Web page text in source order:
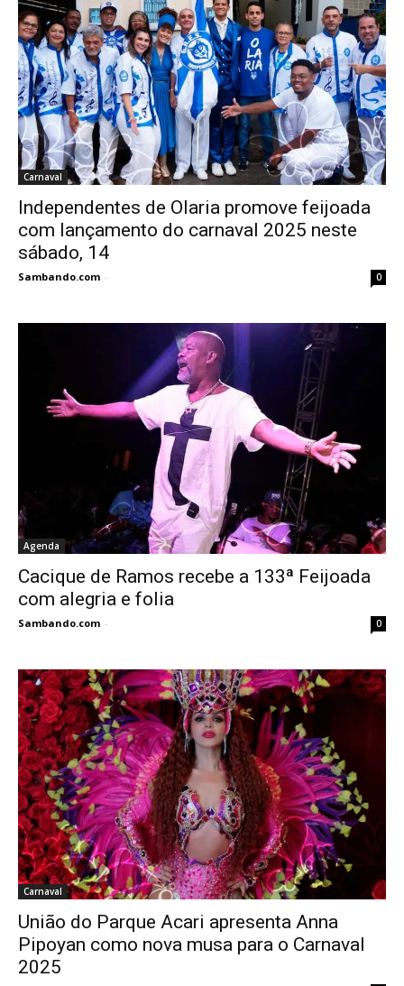
Carnaval
Independentes de Olaria promove feijoada
com lançamento do carnaval 2025 neste
sábado, 14
Sambando.com - 0
Agenda
Cacique de Ramos recebe a 133ª Feijoada
com alegria e folia
Sambando.com - 0
Carnaval
União do Parque Acari apresenta Anna
Pipoyan como nova musa para o Carnaval
2025